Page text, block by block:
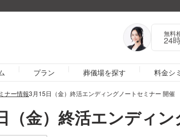
無料
24
プラン 葬儀場を探す 料金シ
ナー情報3月15日（金）終活エンディングノートセミナー 開催
（金）終活エンディ